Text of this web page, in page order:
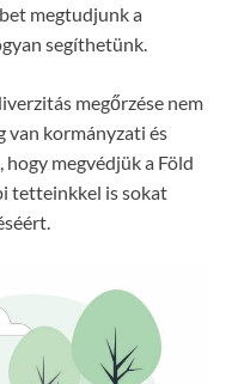
megtudjunk a
segíthetünk.
megőrzése nem
van kormányzati és
megvédjük a Föld
tetteinkkel is sokat